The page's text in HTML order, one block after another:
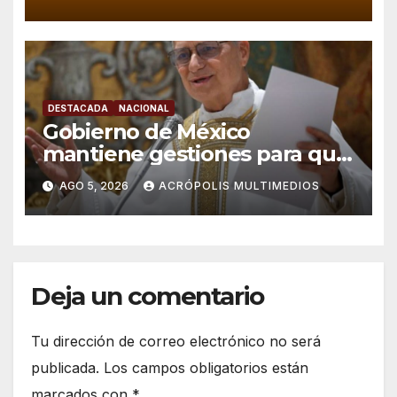
DESTACADA NACIONAL
Gobierno de México
mantiene gestiones para que
el Papa León XIV visite el país
AGO 5, 2026 ACRÓPOLIS MULTIMEDIOS
Deja un comentario
Tu dirección de correo electrónico no será
publicada. Los campos obligatorios están